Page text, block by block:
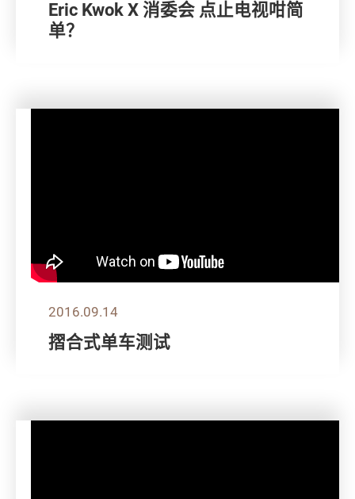
Eric Kwok X 消委会 点止电视咁简
单？
2016.09.14
摺合式单车测试